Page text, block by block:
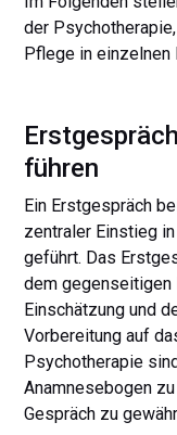
der
Pflege in einzelnen
führen
Ein Erstgespräch
zentraler Einstieg
geführt. Das
dem gegenseitigen
Einschätzung und
Vorbereitung auf
Psychotherapie
Anamnesebogen
Gespräch zu